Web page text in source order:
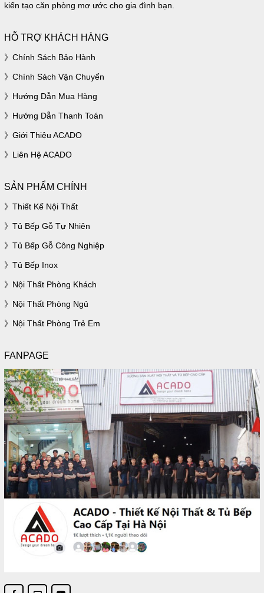
kiến tạo căn phòng mơ ước cho gia đình bạn.
HỖ TRỢ KHÁCH HÀNG
Chính Sách Bảo Hành
Chính Sách Vận Chuyển
Hướng Dẫn Mua Hàng
Hướng Dẫn Thanh Toán
Giới Thiệu ACADO
Liên Hệ ACADO
SẢN PHẨM CHÍNH
Thiết Kế Nội Thất
Tủ Bếp Gỗ Tự Nhiên
Tủ Bếp Gỗ Công Nghiệp
Tủ Bếp Inox
Nội Thất Phòng Khách
Nội Thất Phòng Ngủ
Nội Thất Phòng Trẻ Em
FANPAGE